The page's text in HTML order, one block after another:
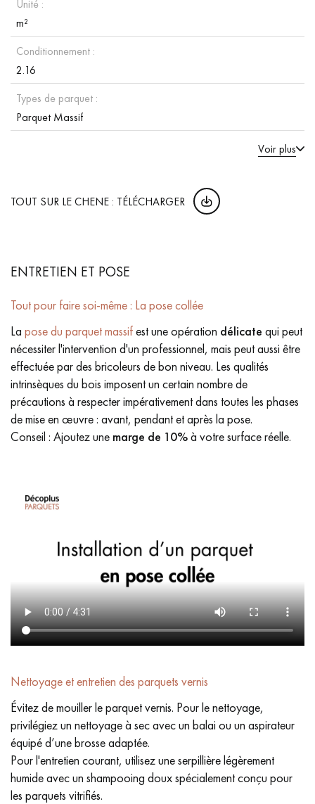
Unité :
m²
Conditionnement :
2.16
Types de parquet :
Parquet Massif
Voir plus
TOUT SUR LE CHENE : TÉLÉCHARGER
ENTRETIEN ET POSE
Tout pour faire soi-même : La pose collée
La pose du parquet massifest une opération délicate qui peut
nécessiter l'intervention d'un professionnel, mais peut aussi être
effectuée par des bricoleurs de bon niveau. Les qualités
intrinsèques du bois imposent un certain nombre de
précautions à respecter impérativement dans toutes les phases
de mise en œuvre : avant, pendant et après la pose.
Conseil : Ajoutez une marge de 10%à votre surface réelle.
Nettoyage et entretien des parquets vernis
Évitez de mouiller le parquet vernis. Pour le nettoyage,
privilégiez un nettoyage à sec avec un balai ou un aspirateur
équipé d’une brosse adaptée.
Pour l'entretien courant, utilisez une serpillière légèrement
humide avec un shampooing doux spécialement conçu pour
les parquets vitrifiés.